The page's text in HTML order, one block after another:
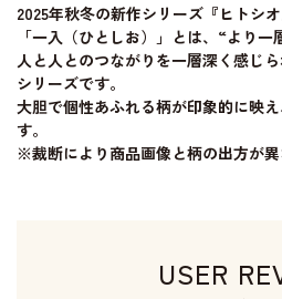
2025年秋冬の新作シリーズ『ヒトシオ
「一入（ひとしお）」とは、“より一
人と人とのつながりを一層深く感じ
シリーズです。
大胆で個性あふれる柄が印象的に映
す。
※裁断により商品画像と柄の出方が異
USER